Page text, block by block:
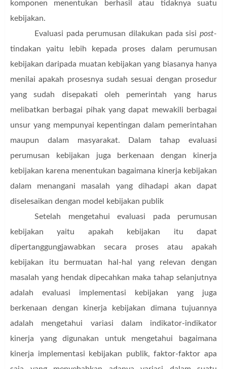
komponen menentukan berhasil atau tidaknya suatu
kebijakan.
Evaluasi pada perumusan dilakukan pada sisi post-
tindakan yaitu lebih kepada proses dalam perumusan
kebijakan daripada muatan kebijakan yang biasanya hanya
menilai apakah prosesnya sudah sesuai dengan prosedur
yang sudah disepakati oleh pemerintah yang harus
melibatkan berbagai pihak yang dapat mewakili berbagai
unsur yang mempunyai kepentingan dalam pemerintahan
maupun dalam masyarakat.
Dalam tahap evaluasi
perumusan kebijakan juga berkenaan dengan kinerja
kebijakan karena menentukan bagaimana kinerja kebijakan
dalam menangani masalah yang dihadapi akan dapat
diselesaikan dengan model kebijakan publik
Setelah mengetahui evaluasi pada perumusan
kebijakan yaitu apakah kebijakan itu dapat
dipertanggungjawabkan secara proses atau apakah
kebijakan itu bermuatan hal-hal yang relevan dengan
masalah yang hendak dipecahkan maka tahap selanjutnya
adalah evaluasi implementasi kebijakan yang juga
berkenaan dengan kinerja kebijakan dimana tujuannya
adalah mengetahui variasi dalam indikator-indikator
kinerja yang digunakan untuk mengetahui bagaimana
kinerja implementasi kebijakan publik, faktor-faktor apa